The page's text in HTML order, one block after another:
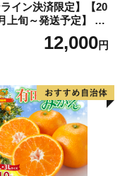
ライン決済限定】【20
上旬～発送予定】 先
「浅間水蜜桃プレミ
もも あかつき 秀品 約
長野県産 小諸市
12,000円